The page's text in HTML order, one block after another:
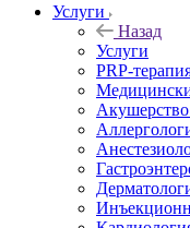
Услуги
Назад
Услуги
PRP-